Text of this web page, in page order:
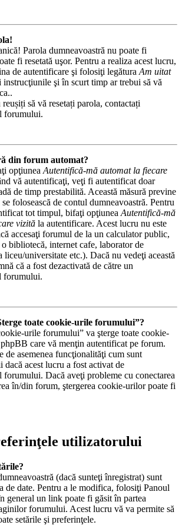
Parola dumneavoastră nu poate fi
fi resetată uşor. Pentru a realiza acest lucru,
de autentificare şi folosiţi legătura Am uitat
instrucţiunile şi în scurt timp ar trebui să vă
să vă resetați parola, contactați
forumului.
din forum automat?
opţiunea Autentifică-mă automat la fiecare
vă autentificaţi, veţi fi autentificat doar
de timp prestabilită. Această măsură previne
folosească de contul dumneavoastră. Pentru
tot timpul, bifaţi opţiunea Autentifică-mă
vizită la autentificare. Acest lucru nu este
accesaţi forumul de la un calculator public,
bibliotecă, internet cafe, laborator de
liceu/universitate etc.). Dacă nu vedeţi această
că a fost dezactivată de către un
forumului.
toate cookie-urile forumului”?
urile forumului” va şterge toate cookie-
care vă menţin autentificat pe forum.
de asemenea funcţionalităţi cum sunt
dacă acest lucru a fost activat de
forumului. Dacă aveţi probleme cu conectarea
în/din forum, ştergerea cookie-urilor poate fi
utilizatorului
(dacă sunteţi înregistrat) sunt
de date. Pentru a le modifica, folosiţi Panoul
general un link poate fi găsit în partea
forumului. Acest lucru vă va permite să
setările şi preferinţele.